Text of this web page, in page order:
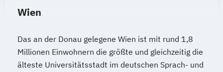
Wien
Das an der Donau gelegene Wien ist mit rund 1,8
Millionen Einwohnern die größte und gleichzeitig die
älteste Universitätsstadt im deutschen Sprach- und